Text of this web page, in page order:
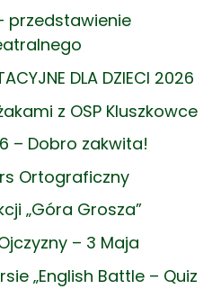
przedstawienie
DLA DZIECI 2026
z OSP Kluszkowce
– Dobro zakwita!
Ortograficzny
„Góra Grosza”
– 3 Maja
„English Battle – Quiz